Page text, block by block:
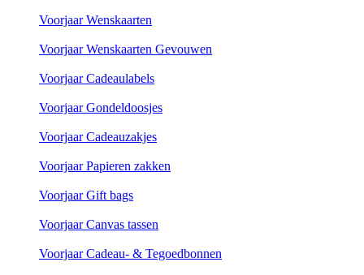
Voorjaar Wenskaarten
Voorjaar Wenskaarten Gevouwen
Voorjaar Cadeaulabels
Voorjaar Gondeldoosjes
Voorjaar Cadeauzakjes
Voorjaar Papieren zakken
Voorjaar Gift bags
Voorjaar Canvas tassen
Voorjaar Cadeau- & Tegoedbonnen